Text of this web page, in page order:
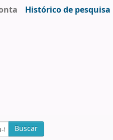
Histórico de pesquisa
Buscar